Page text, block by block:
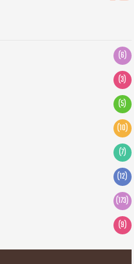
(6)
(3)
(5)
(10)
(7)
(12)
(173)
(9)